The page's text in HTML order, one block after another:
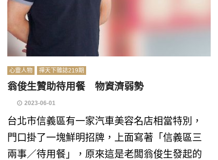
心靈人物 禪天下雜誌219期
翁俊生贊助待用餐 物資濟弱勢
2023-06-01
台北市信義區有一家汽車美容名店相當特別，
門口掛了一塊鮮明招牌，上面寫著「信義區三
兩事／待用餐」，原來這是老闆翁俊生發起的